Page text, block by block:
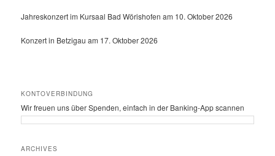
Jahreskonzert im Kursaal Bad Wörishofen am 10. Oktober 2026
Konzert in Betzigau am 17. Oktober 2026
KONTOVERBINDUNG
Wir freuen uns über Spenden, einfach in der Banking-App scannen
ARCHIVES